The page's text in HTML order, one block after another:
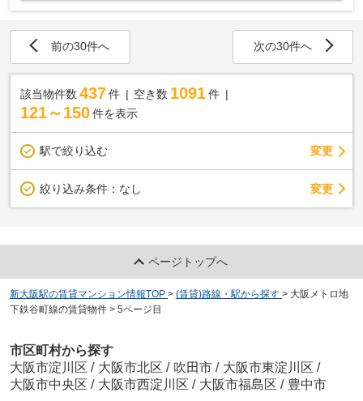
前の30件へ 次の30件へ
該当物件数 437件 空き数 1091 件
121～150件を表示
駅で絞り込む 変更
絞り込み条件： なし 変更
ページトップへ
新大阪駅の賃貸マンション情報TOP > (賃貸)路線・駅から探す > 大阪メトロ地
下鉄谷町線の賃貸物件 > 5ページ目
市区町村から探す
大阪市淀川区 / 大阪市北区 / 吹田市 / 大阪市東淀川区 /
大阪市中央区 / 大阪市西淀川区 / 大阪市福島区 / 豊中市